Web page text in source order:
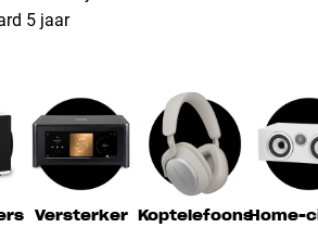
5 jaar
Versterker KoptelefoonsHome-